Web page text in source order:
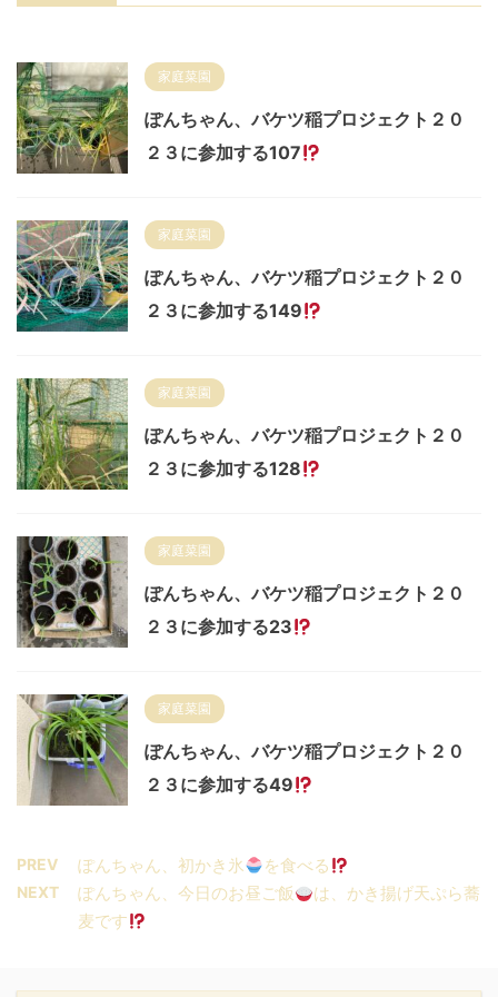
家庭菜園
ぽんちゃん、バケツ稲プロジェクト２０
２３に参加する107
家庭菜園
ぽんちゃん、バケツ稲プロジェクト２０
２３に参加する149
家庭菜園
ぽんちゃん、バケツ稲プロジェクト２０
２３に参加する128
家庭菜園
ぽんちゃん、バケツ稲プロジェクト２０
２３に参加する23
家庭菜園
ぽんちゃん、バケツ稲プロジェクト２０
２３に参加する49
PREV ぽんちゃん、初かき氷 を食べる
NEXT ぽんちゃん、今日のお昼ご飯
は、かき揚げ天ぷら蕎
麦です